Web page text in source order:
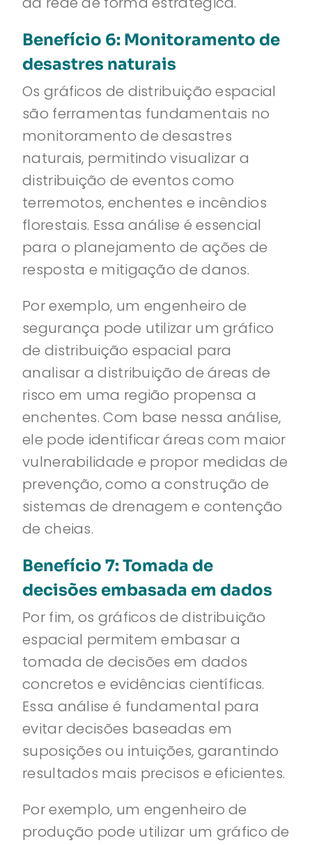
Benefício 6: Monitoramento de
desastres naturais
Os gráficos de distribuição espacial
são ferramentas fundamentais no
monitoramento de desastres
naturais, permitindo visualizar a
distribuição de eventos como
terremotos, enchentes e incêndios
florestais. Essa análise é essencial
para o planejamento de ações de
resposta e mitigação de danos.
Por exemplo, um engenheiro de
segurança pode utilizar um gráfico
de distribuição espacial para
analisar a distribuição de áreas de
risco em uma região propensa a
enchentes. Com base nessa análise,
ele pode identificar áreas com maior
vulnerabilidade e propor medidas de
prevenção, como a construção de
sistemas de drenagem e contenção
de cheias.
Benefício 7: Tomada de
decisões embasada em dados
Por fim, os gráficos de distribuição
espacial permitem embasar a
tomada de decisões em dados
concretos e evidências científicas.
Essa análise é fundamental para
evitar decisões baseadas em
suposições ou intuições, garantindo
resultados mais precisos e eficientes.
Por exemplo, um engenheiro de
produção pode utilizar um gráfico de